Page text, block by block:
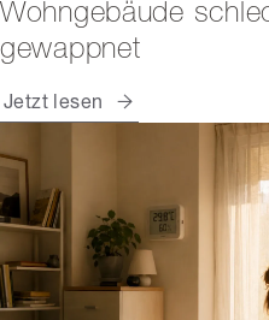
Wohngebäude
gewappnet
Jetzt lesen